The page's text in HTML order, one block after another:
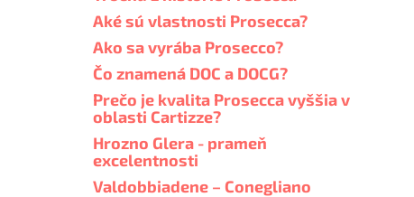
Aké sú vlastnosti Prosecca?
Ako sa vyrába Prosecco?
Čo znamená DOC a DOCG?
Prečo je kvalita Prosecca vyššia v
oblasti Cartizze?
Hrozno Glera - prameň
excelentnosti
Valdobbiadene – Conegliano